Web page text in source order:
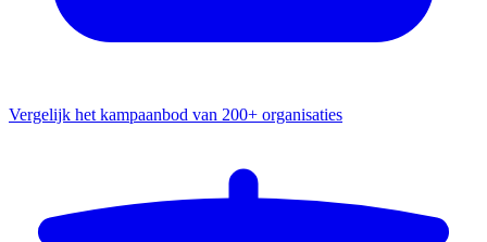
Vergelijk het kampaanbod van 200+ organisaties